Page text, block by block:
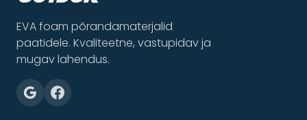
EVA foam põrandamaterjalid
paatidele. Kvaliteetne, vastupidav ja
mugav lahendus.